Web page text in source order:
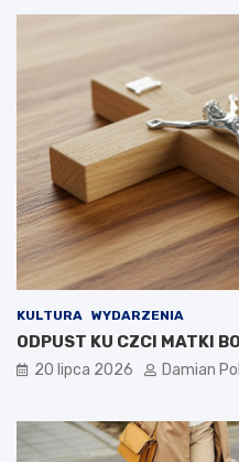
KULTURA WYDARZENIA
ODPUST KU CZCI MATKI
20 lipca 2026 Damian